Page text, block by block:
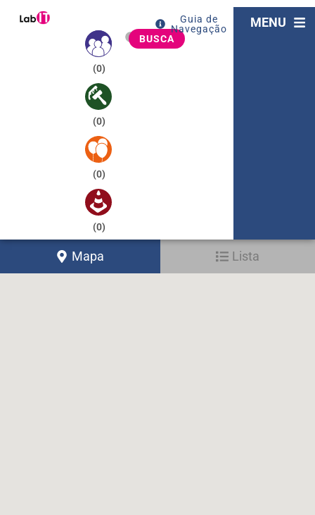
(0)
(0)
(0)
(0)
BUSCA
Guia de
Navegação
MENU
Mapa Lista